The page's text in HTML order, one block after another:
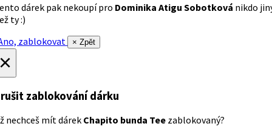
dárek pak nekoupí pro Dominika Atigu Sobotková nikdo
ty :)
zablokovat
× Zpět
zablokování dárku
nechceš mít dárek Chapito bunda Tee zablokovaný?